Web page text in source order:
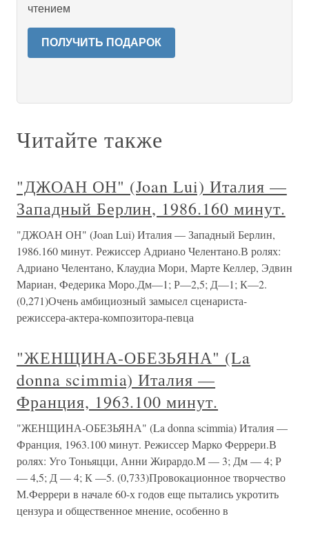
чтением
ПОЛУЧИТЬ ПОДАРОК
Читайте также
"ДЖОАН ОН" (Joan Lui) Италия —
Западный Берлин, 1986.160 минут.
"ДЖОАН ОН" (Joan Lui) Италия — Западный Берлин,
1986.160 минут. Режиссер Адриано Челентано.В ролях:
Адриано Челентано, Клаудиа Мори, Марте Келлер, Эдвин
Мариан, Федерика Моро.Дм—1; Р—2,5; Д—1; К—2.
(0,271)Очень амбициозный замысел сценариста-
режиссера-актера-композитора-певца
"ЖЕНЩИНА-ОБЕЗЬЯНА" (La
donna scimmia) Италия —
Франция, 1963.100 минут.
"ЖЕНЩИНА-ОБЕЗЬЯНА" (La donna scimmia) Италия —
Франция, 1963.100 минут. Режиссер Марко Феррери.В
ролях: Уго Тоньяцци, Анни Жирардо.М — 3; Дм — 4; Р
— 4,5; Д — 4; К —5. (0,733)Провокационное творчество
М.Феррери в начале 60-х годов еще пытались укротить
цензура и общественное мнение, особенно в